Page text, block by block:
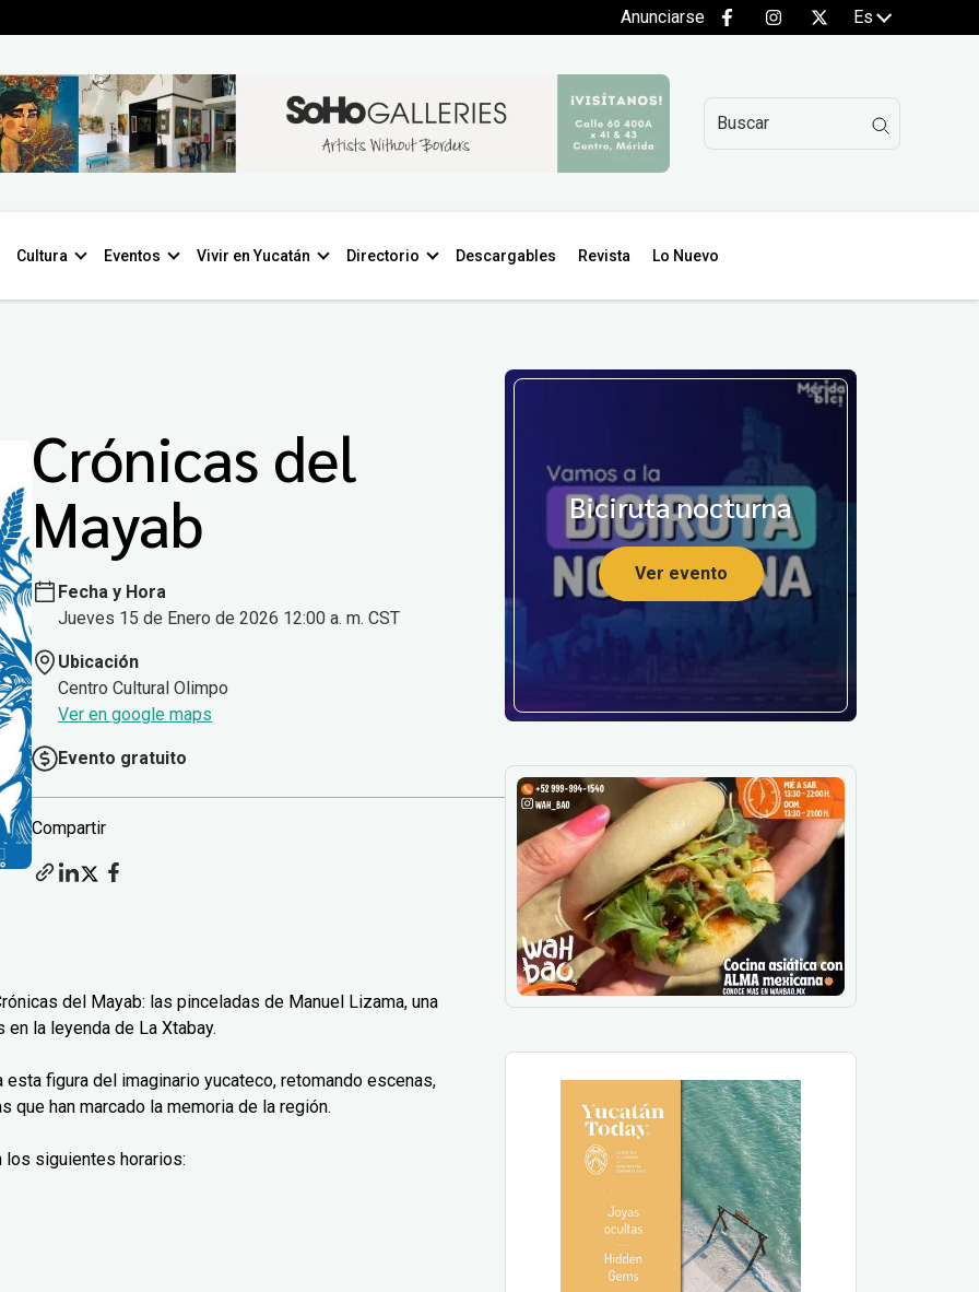
Anunciarse Es
Cultura Eventos Vivir en Yucatán Directorio Descargables Revista Lo Nuevo
Crónicas del
Mayab
Fecha y Hora
Jueves 15 de Enero de 2026 12:00 a. m. CST
Ubicación
Centro Cultural Olimpo
Ver en google maps
Evento gratuito
Compartir
del Mayab: las pinceladas de Manuel Lizama, una
la leyenda de La Xtabay.
figura del imaginario yucateco, retomando escenas,
han marcado la memoria de la región.
siguientes horarios:
Biciruta nocturna
Ver evento